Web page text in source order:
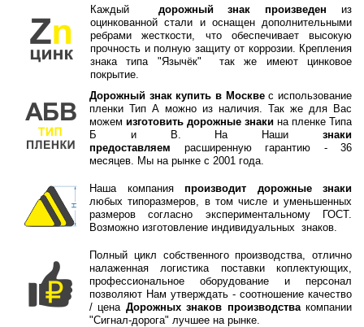
Каждый дорожный знак произведен из
оцинкованной стали и оснащен дополнительными
ребрами жесткости, что обеспечивает высокую
прочность и полную защиту от коррозии. Крепления
знака типа "Язычёк" так же имеют цинковое
покрытие.
Дорожный знак купить в Москвес использование
пленки Тип А можно из наличия. Так же для Вас
можем изготовить дорожные знаки на пленке Типа
Б и В. На Наши знаки
предоставляем расширенную гарантию - 36
месяцев. Мы на рынке с 2001 года.
Наша компания производит дорожные знаки
любых типоразмеров, в том числе и уменьшенных
размеров согласно экспериментальному ГОСТ.
Возможно изготовление индивидуальных знаков.
Полный цикл собственного производства, отлично
налаженная логистика поставки коплектующих,
профессиональное оборудование и персонал
позволяют Нам утверждать - соотношение качество
/ цена Дорожных знаков производствакомпании
"Сигнал-дорога" лучшее на рынке.